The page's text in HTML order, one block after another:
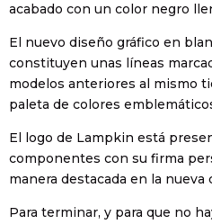
acabado con un color negro
El nuevo diseño gráfico en
constituyen unas líneas
modelos anteriores al mismo
paleta de colores
El logo de Lampkin está
componentes con su firma
manera destacada en la nueva
Para terminar, y para que no